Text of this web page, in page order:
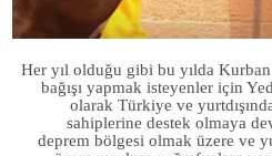
Her yıl olduğu gibi bu yılda
bağışı yapmak isteyenler için
olarak Türkiye ve
sahiplerine destek olmaya
deprem bölgesi olmak üzere ve